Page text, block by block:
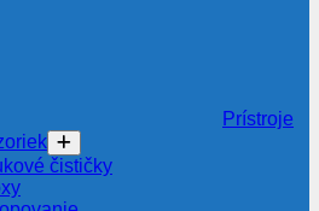
Prístroje
čističky